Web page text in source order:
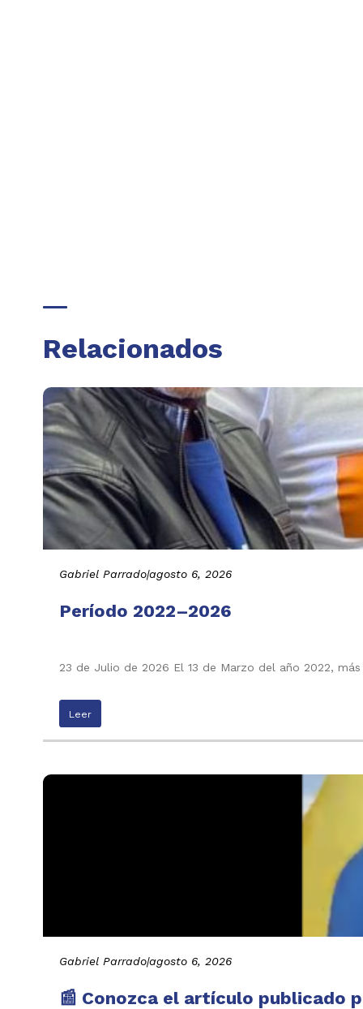
Relacionados
Gabriel Parrado|agosto 6, 2026
Período 2022–2026
23 de Julio de 2026 El 13 de Marzo del año 2022,
Leer
Gabriel Parrado|agosto 6, 2026
📰 Conozca el artículo publicado